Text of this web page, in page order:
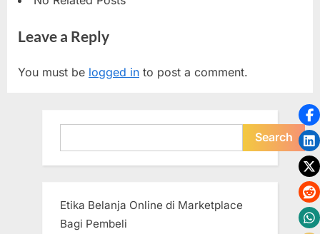
Leave a Reply
You must be logged in to post a comment.
Search
Etika Belanja Online di Marketplace
Bagi Pembeli